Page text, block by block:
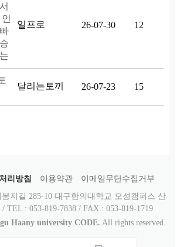
일프로 26-07-30 12
달리는토끼 26-07-23 15
리방침 이용약관
이메일무단수집거부
지길 285-10 대구한의대학교 오성캠퍼스 산
TEL : 053-819-7838 / FAX : 053-819-1719
Haany university CODE. All rights reserved.